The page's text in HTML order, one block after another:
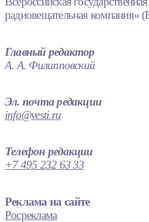
радиовещательная компания»
Главный редактор
А. А. Филипповский
Эл. почта редакции
info@vesti.ru
Телефон редакции
+7 495 232 63 33
Реклама на сайте
Росреклама